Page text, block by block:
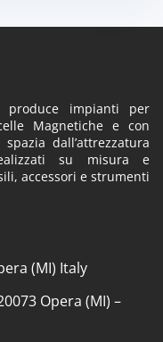
produce impianti per
Magnetiche e con
dall’attrezzatura
su misura e
accessori e strumenti
(MI) Italy
Opera (MI) –